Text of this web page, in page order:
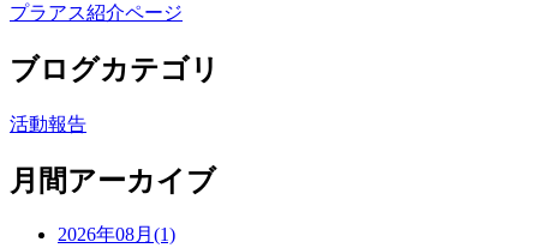
プラアス紹介ページ
ブログカテゴリ
活動報告
月間アーカイブ
2026年08月(1)